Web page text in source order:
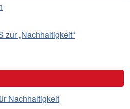
„Nachhaltigkeit“
Nachhaltigkeit